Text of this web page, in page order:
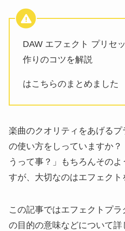
DAW エフェクト プリセ
作りのコツを解説
はこちらのまとめました
楽曲のクオリティをあげるプ
の使い方をしっていますか
うって事？」もちろんそのよ
すが、大切なのはエフェクト
この記事ではエフェクトプ
の目的の意味などについて詳